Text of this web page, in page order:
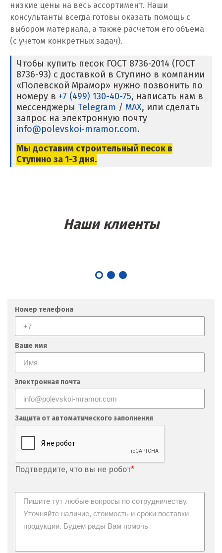
Липецк
Лобня
Лыткарино
Люберцы
М
Магнитогорск
Махачкала
Мегион
Набарежные Челны
Невьянск
Нефтеюганск
Нижневартовск
Нижний Новгород
Новгород
Новокоалиновый
Новокузнецк
Новороссийск
низкие цены на весь ассортимент. Наши
консультанты всегда готовы оказать помощь с
выбором материала, а также расчетом его объема
(с учетом конкретных задач).
Чтобы купить песок ГОСТ 8736-2014 (ГОСТ
8736-93) с доставкой в Ступино в компании
«Полевской Мрамор» нужно позвонить по
номеру в +7 (499) 130-40-75, написать нам в
мессенджеры Telegram / MAX, или сделать
запрос на электронную почту
info@polevskoi-mramor.com.
Мы доставим строительный песок в
Ступино за 1-3 дня.
Наши клиенты
Номер телефона
Ваше имя
Электронная почта
Защита от автоматического заполнения
Подтвердите, что вы не робот*